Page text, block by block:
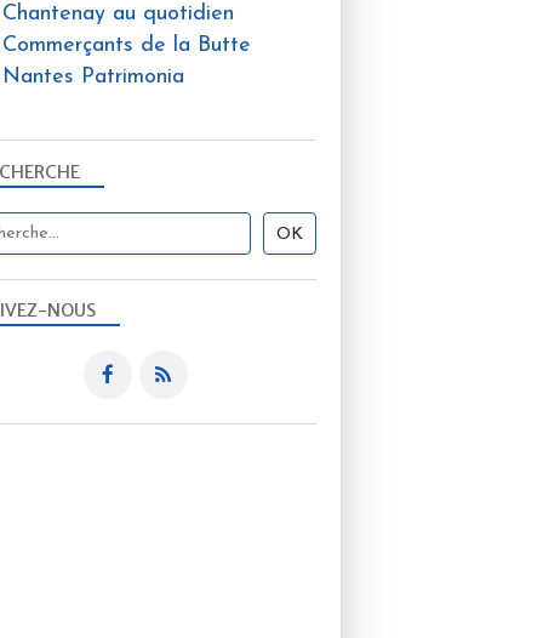
VIE DE L'ASSO
NOUS
Chantenay au quotidien
Commerçants de la Butte
Nantes Patrimonia